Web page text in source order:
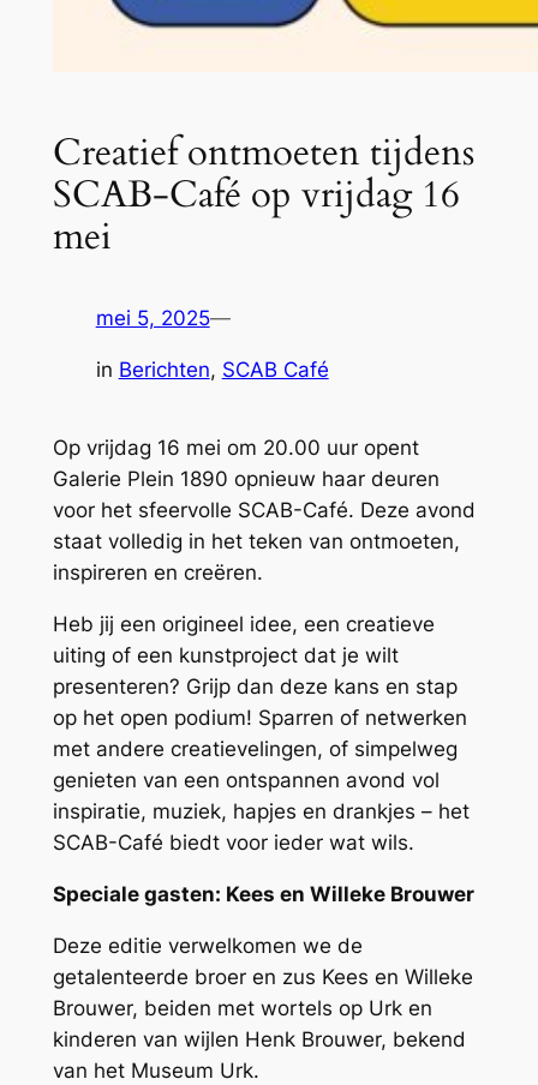
Creatief ontmoeten tijdens
SCAB-Café op vrijdag 16
mei
mei 5, 2025—
in Berichten, SCAB Café
Op vrijdag 16 mei om 20.00 uur opent
Galerie Plein 1890 opnieuw haar deuren
voor het sfeervolle SCAB-Café. Deze avond
staat volledig in het teken van ontmoeten,
inspireren en creëren.​
Heb jij een origineel idee, een creatieve
uiting of een kunstproject dat je wilt
presenteren? Grijp dan deze kans en stap
op het open podium! Sparren of netwerken
met andere creatievelingen, of simpelweg
genieten van een ontspannen avond vol
inspiratie, muziek, hapjes en drankjes – het
SCAB-Café biedt voor ieder wat wils.​
Speciale gasten: Kees en Willeke Brouwer
Deze editie verwelkomen we de
getalenteerde broer en zus Kees en Willeke
Brouwer, beiden met wortels op Urk en
kinderen van wijlen Henk Brouwer, bekend
van het Museum Urk.​